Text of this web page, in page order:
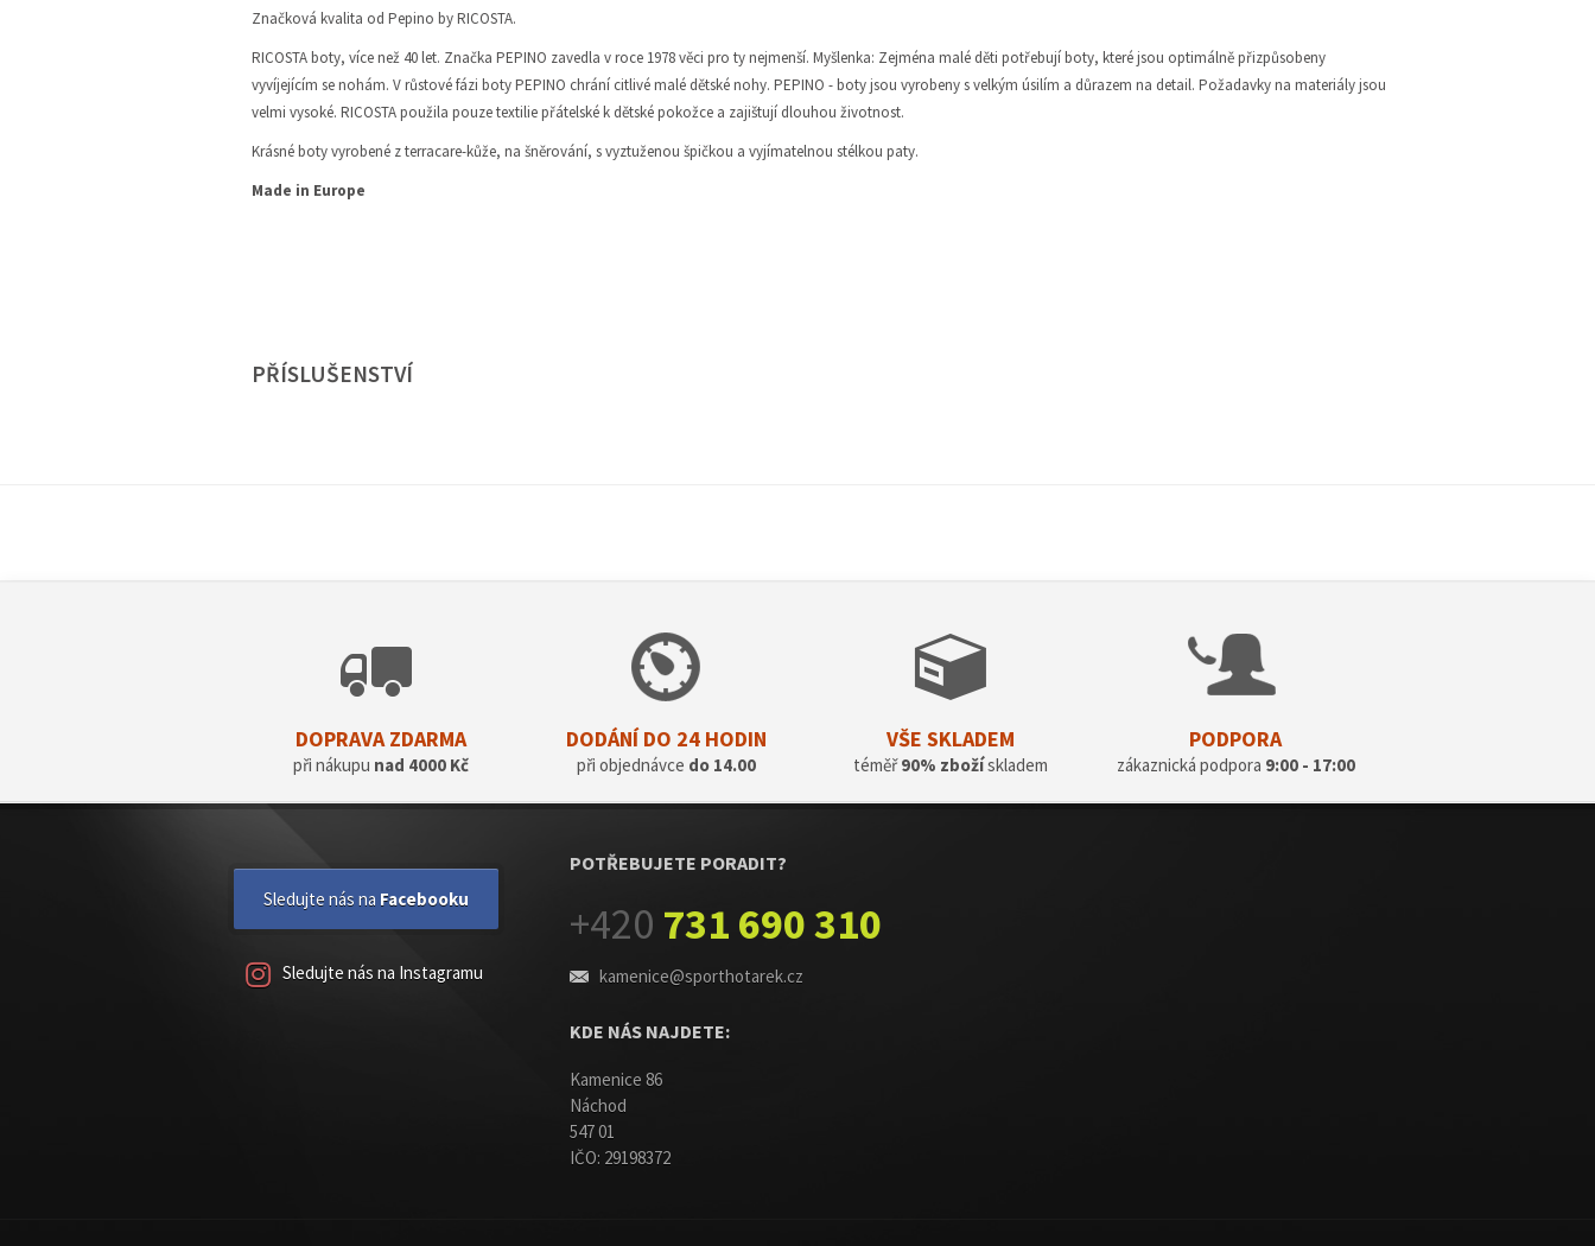
Značková kvalita od Pepino by RICOSTA.
RICOSTA boty, více než 40 let. Značka PEPINO zavedla v roce 1978 věci pro ty nejmenší. Myšlenka: Zejména malé děti potřebují boty, které jsou optimálně přizpůsobeny
vyvíjejícím se nohám. V růstové fázi boty PEPINO chrání citlivé malé dětské nohy. PEPINO - boty jsou vyrobeny s velkým úsilím a důrazem na detail. Požadavky na materiály jsou
velmi vysoké. RICOSTA použila pouze textilie přátelské k dětské pokožce a zajištují dlouhou životnost.
Krásné boty vyrobené z terracare-kůže, na šněrování, s vyztuženou špičkou a vyjímatelnou stélkou paty.
Made in Europe
PŘÍSLUŠENSTVÍ
DOPRAVA ZDARMA
při nákupu nad 4000 Kč
DODÁNÍ DO 24 HODIN
při objednávce do 14.00
VŠE SKLADEM
téměř90% zbožískladem
PODPORA
zákaznická podpora 9:00 - 17:00
Sledujte nás na Facebooku
Sledujte nás na Instagramu
POTŘEBUJETE PORADIT?
+420 731 690 310
kamenice@sporthotarek.cz
KDE NÁS NAJDETE:
Kamenice 86
Náchod
547 01
IČO: 29198372